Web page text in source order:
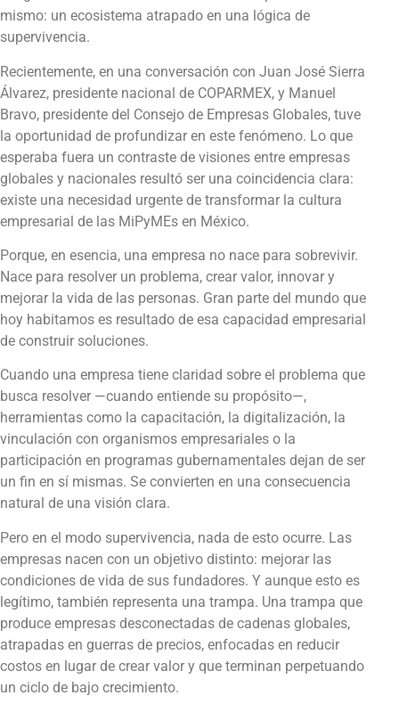
mismo: un ecosistema atrapado en una lógica de
supervivencia.
Recientemente, en una conversación con Juan José Sierra
Álvarez, presidente nacional de COPARMEX, y Manuel
Bravo, presidente del Consejo de Empresas Globales, tuve
la oportunidad de profundizar en este fenómeno. Lo que
esperaba fuera un contraste de visiones entre empresas
globales y nacionales resultó ser una coincidencia clara:
existe una necesidad urgente de transformar la cultura
empresarial de las MiPyMEs en México.
Porque, en esencia, una empresa no nace para sobrevivir.
Nace para resolver un problema, crear valor, innovar y
mejorar la vida de las personas. Gran parte del mundo que
hoy habitamos es resultado de esa capacidad empresarial
de construir soluciones.
Cuando una empresa tiene claridad sobre el problema que
busca resolver —cuando entiende su propósito—,
herramientas como la capacitación, la digitalización, la
vinculación con organismos empresariales o la
participación en programas gubernamentales dejan de ser
un fin en sí mismas. Se convierten en una consecuencia
natural de una visión clara.
Pero en el modo supervivencia, nada de esto ocurre. Las
empresas nacen con un objetivo distinto: mejorar las
condiciones de vida de sus fundadores. Y aunque esto es
legítimo, también representa una trampa. Una trampa que
produce empresas desconectadas de cadenas globales,
atrapadas en guerras de precios, enfocadas en reducir
costos en lugar de crear valor y que terminan perpetuando
un ciclo de bajo crecimiento.